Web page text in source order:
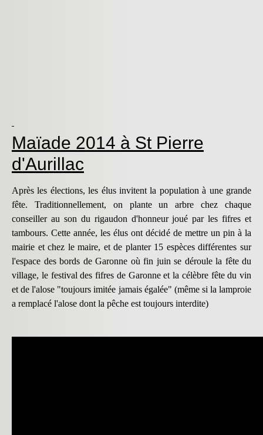
Maïade 2014 à St Pierre
d'Aurillac
Après les élections, les élus invitent la population à une grande
fête. Traditionnellement, on plante un arbre chez chaque
conseiller au son du rigaudon d'honneur joué par les fifres et
tambours. Cette année, les élus ont décidé de mettre un pin à la
mairie et chez le maire, et de planter 15 espèces différentes sur
l'espace des bords de Garonne où fin juin se déroule la fête du
village, le festival des fifres de Garonne et la célèbre fête du vin
et de l'alose "toujours imitée jamais égalée" (même si la lamproie
a remplacé l'alose dont la pêche est toujours interdite)